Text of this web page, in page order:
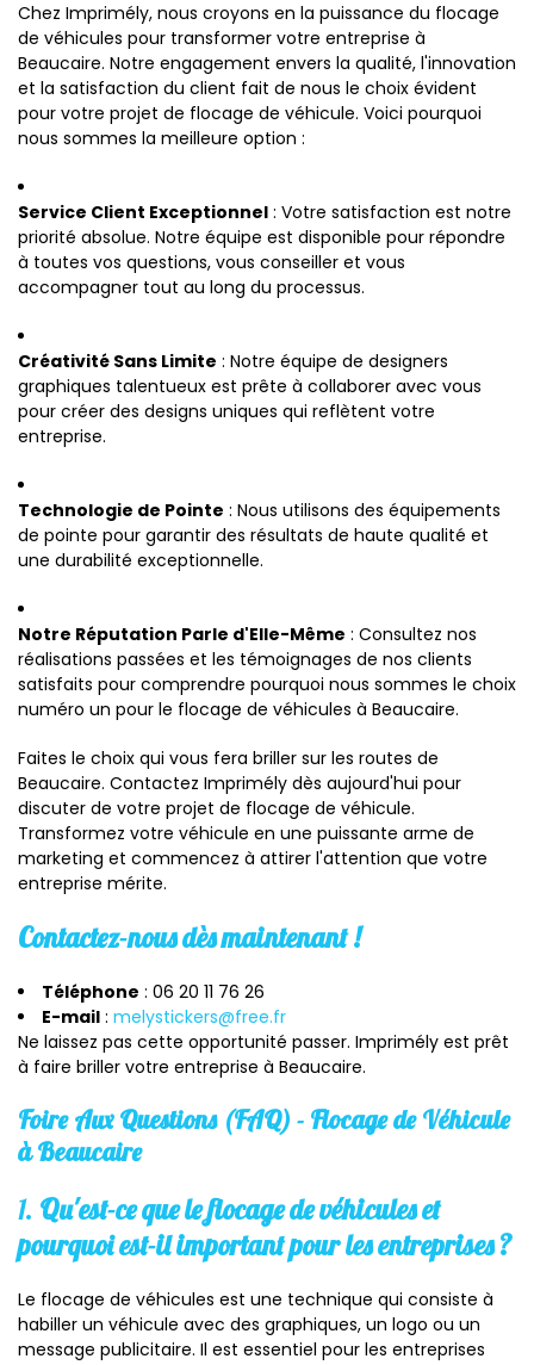
Chez Imprimély, nous croyons en la puissance du flocage
de véhicules pour transformer votre entreprise à
Beaucaire. Notre engagement envers la qualité, l'innovation
et la satisfaction du client fait de nous le choix évident
pour votre projet de flocage de véhicule. Voici pourquoi
nous sommes la meilleure option :
Service Client Exceptionnel : Votre satisfaction est notre
priorité absolue. Notre équipe est disponible pour répondre
à toutes vos questions, vous conseiller et vous
accompagner tout au long du processus.
Créativité Sans Limite : Notre équipe de designers
graphiques talentueux est prête à collaborer avec vous
pour créer des designs uniques qui reflètent votre
entreprise.
Technologie de Pointe : Nous utilisons des équipements
de pointe pour garantir des résultats de haute qualité et
une durabilité exceptionnelle.
Notre Réputation Parle d'Elle-Même : Consultez nos
réalisations passées et les témoignages de nos clients
satisfaits pour comprendre pourquoi nous sommes le choix
numéro un pour le flocage de véhicules à Beaucaire.
Faites le choix qui vous fera briller sur les routes de
Beaucaire. Contactez Imprimély dès aujourd'hui pour
discuter de votre projet de flocage de véhicule.
Transformez votre véhicule en une puissante arme de
marketing et commencez à attirer l'attention que votre
entreprise mérite.
Contactez-nous dès maintenant !
Téléphone : 06 20 11 76 26
E-mail : melystickers@free.fr
Ne laissez pas cette opportunité passer. Imprimély est prêt
à faire briller votre entreprise à Beaucaire.
Foire Aux Questions (FAQ) - Flocage de Véhicule
à Beaucaire
1. Qu'est-ce que le flocage de véhicules et
pourquoi est-il important pour les entreprises ?
Le flocage de véhicules est une technique qui consiste à
habiller un véhicule avec des graphiques, un logo ou un
message publicitaire. Il est essentiel pour les entreprises